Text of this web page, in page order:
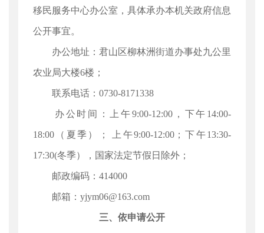
移民服务中心办公室，具体承办本机关政府信息
公开事宜。
办公地址：君山区柳林洲街道办事处九公里
农业局大楼6楼；
联系电话：0730-8171338
办公时间：上午9:00-12:00，下午14:00-
18:00（夏季）； 上午9:00-12:00；下午13:30-
17:30(冬季），国家法定节假日除外；
邮政编码：414000
邮箱：yjym06@163.com
三、依申请公开